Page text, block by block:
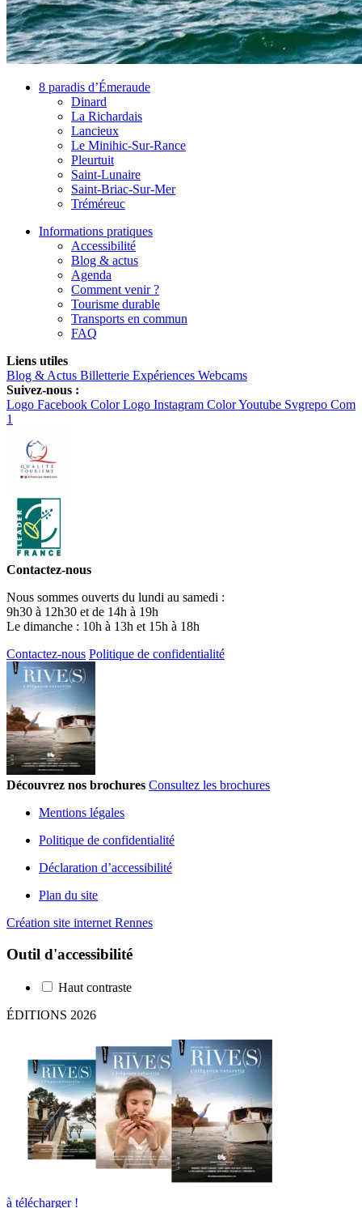
8 paradis d’Émeraude
Dinard
La Richardais
Lancieux
Le Minihic-Sur-Rance
Pleurtuit
Saint-Lunaire
Saint-Briac-Sur-Mer
Tréméreuc
Informations pratiques
Accessibilité
Blog & actus
Agenda
Comment venir ?
Tourisme durable
Transports en commun
FAQ
Liens utiles
Blog & Actus Billetterie Expériences Webcams
Suivez-nous :
Logo Facebook Color Logo Instagram ColorYoutube Svgrepo Com
1
Contactez-nous
Nous sommes ouverts du lundi au samedi :
9h30 à 12h30 et de 14h à 19h
Le dimanche : 10h à 13h et 15h à 18h
Contactez-nous Politique de confidentialité
Découvrez nos brochures Consultez les brochures
Mentions légales
Politique de confidentialité
Déclaration d’accessibilité
Plan du site
Création site internet Rennes
Outil d'accessibilité
Haut contraste
ÉDITIONS 2026
à télécharger !